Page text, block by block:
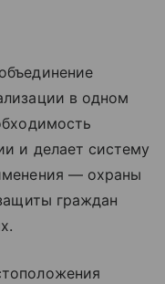
в одном
и делает систему
— охраны
граждан